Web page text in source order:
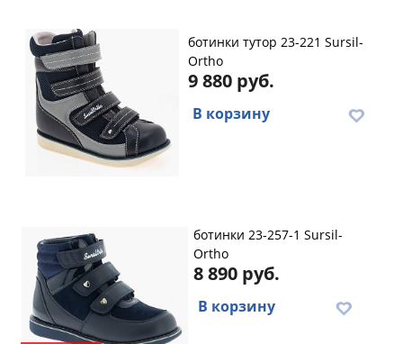
ботинки тутор 23-221 Sursil-
Ortho
9 880 руб.
В корзину
ботинки 23-257-1 Sursil-
Ortho
8 890 руб.
В корзину